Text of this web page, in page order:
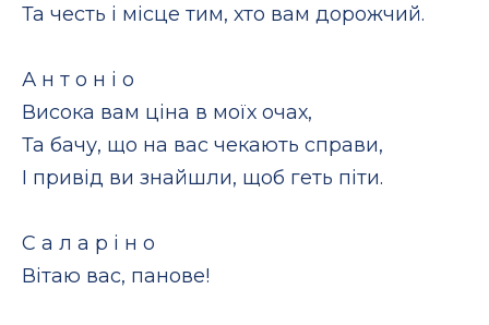
Та честь і місце тим, хто вам дорожчий.
А н т о н і о
Висока вам ціна в моїх очах,
Та бачу, що на вас чекають справи,
І привід ви знайшли, щоб геть піти.
С а л а р і н о
Вітаю вас, панове!